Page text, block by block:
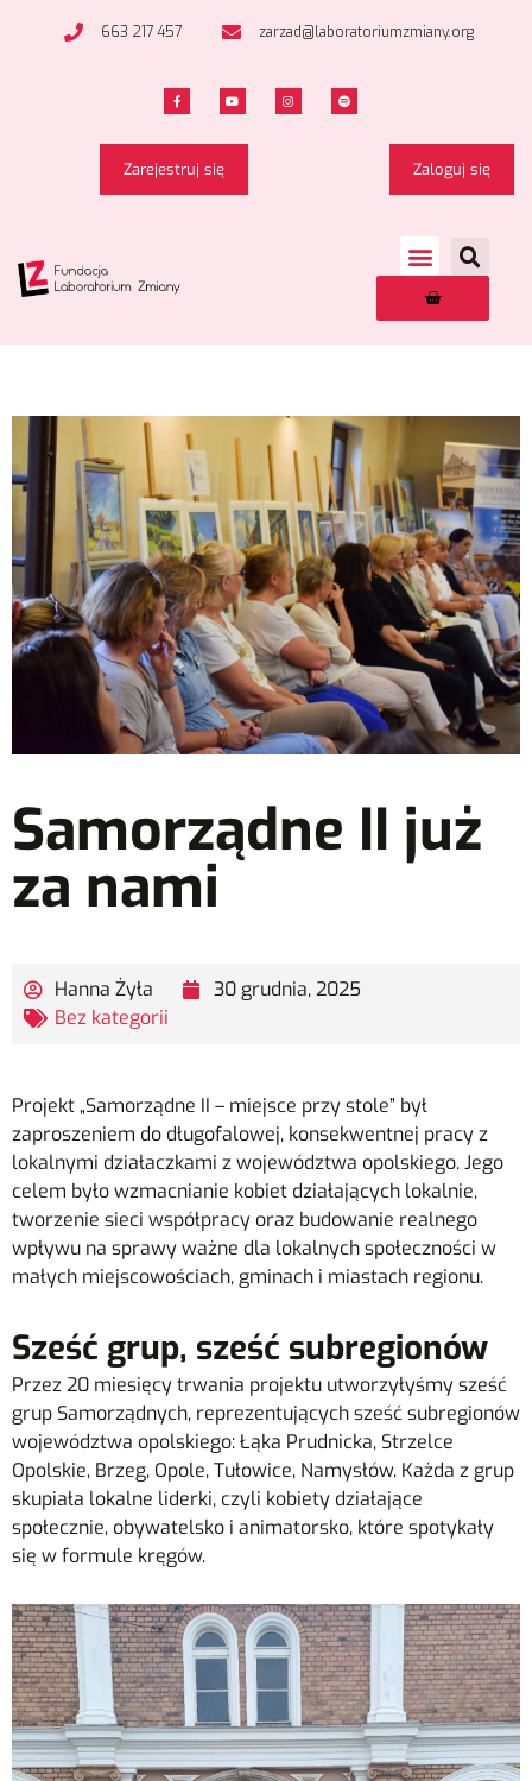
663 217 457 zarzad@laboratoriumzmiany.org
Zarejestruj się Zaloguj się
Samorządne II już
za nami
Hanna Żyła
30 grudnia, 2025
Bez kategorii
Projekt „Samorządne II – miejsce przy stole” był
zaproszeniem do długofalowej, konsekwentnej pracy z
lokalnymi działaczkami z województwa opolskiego. Jego
celem było wzmacnianie kobiet działających lokalnie,
tworzenie sieci współpracy oraz budowanie realnego
wpływu na sprawy ważne dla lokalnych społeczności w
małych miejscowościach, gminach i miastach regionu.
Sześć grup, sześć subregionów
Przez 20 miesięcy trwania projektu utworzyłyśmy sześć
grup Samorządnych, reprezentujących sześć subregionów
województwa opolskiego: Łąka Prudnicka, Strzelce
Opolskie, Brzeg, Opole, Tułowice, Namysłów. Każda z grup
skupiała lokalne liderki, czyli kobiety działające
społecznie, obywatelsko i animatorsko, które spotykały
się w formule kręgów.